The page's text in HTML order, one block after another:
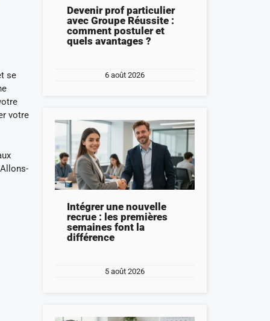
se
votre
Devenir prof particulier
avec Groupe Réussite :
comment postuler et
quels avantages ?
6 août 2026
Intégrer une nouvelle
recrue : les premières
semaines font la
différence
5 août 2026